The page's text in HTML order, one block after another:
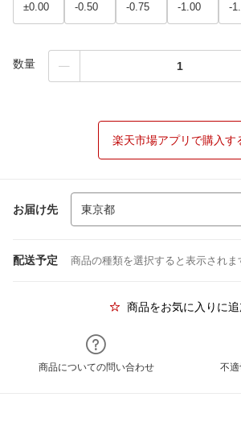
±0.00 -0.50 -0.75 -1.00 -
数量
楽天市場アプリで購入す
お届け先
配送予定 商品の種類を選択すると表示されま
商品をお気に入りに追
商品についての問い合わせ 不